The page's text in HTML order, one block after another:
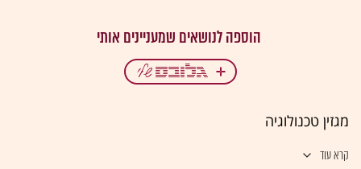
מגזין טכנולוגיה
קרא עוד